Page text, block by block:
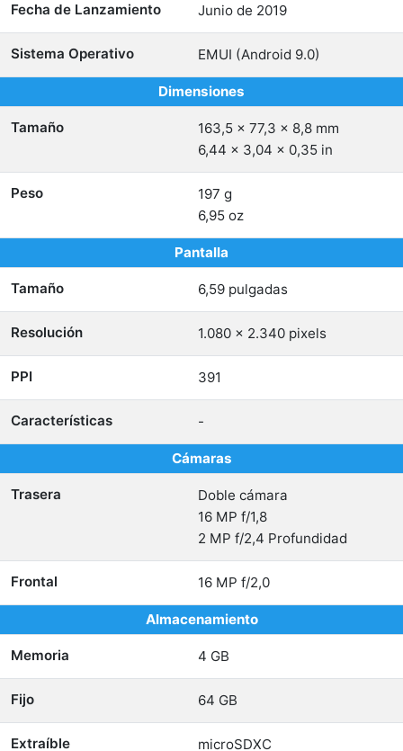
Fecha de Lanzamiento Junio de 2019
Sistema Operativo EMUI (Android 9.0)
Dimensiones
Tamaño
163,5 x 77,3 x 8,8 mm
6,44 x 3,04 x 0,35 in
Peso
197 g
6,95 oz
Pantalla
Tamaño 6,59 pulgadas
Resolución 1.080 x 2.340 pixels
PPI 391
Características -
Cámaras
Trasera
Doble cámara
16 MP f/1,8
2 MP f/2,4 Profundidad
Frontal 16 MP f/2,0
Almacenamiento
Memoria 4 GB
Fijo 64 GB
Extraíble microSDXC